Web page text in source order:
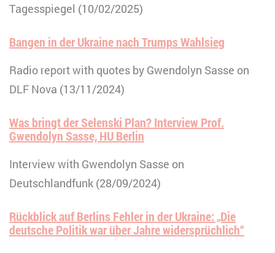
Tagesspiegel (10/02/2025)
Bangen in der Ukraine nach Trumps Wahlsieg
Radio report with quotes by Gwendolyn Sasse on
DLF Nova (13/11/2024)
Was bringt der Selenski Plan? Interview Prof.
Gwendolyn Sasse, HU Berlin
Interview with Gwendolyn Sasse on
Deutschlandfunk (28/09/2024)
Rückblick auf Berlins Fehler in der Ukraine: „Die
deutsche Politik war über Jahre widersprüchlich“